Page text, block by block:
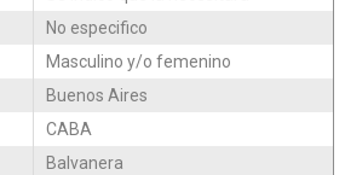
No especifico
Masculino y/o femenino
Buenos Aires
CABA
Balvanera